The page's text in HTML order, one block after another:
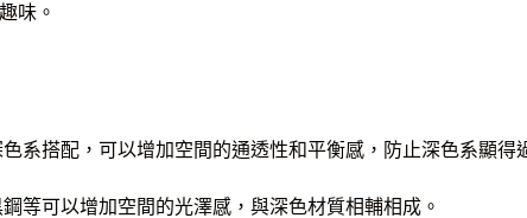
味。
色系搭配，可以增加空間的通透性和平衡感，防止深色系顯得
等可以增加空間的光澤感，與深色材質相輔相成。